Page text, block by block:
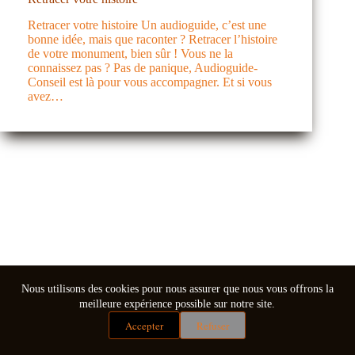
Nous utilisons des cookies pour nous assurer que nous vous offrons la
meilleure expérience possible sur notre site.
Accepter Refuser
Retracer votre histoire Un audioguide, c’est une
bonne idée, mais que raconter ? Retracer l’histoire
de votre monument, bien sûr ! Vous ne la
connaissez pas ? Pas de panique, Audioguide-
Conseil est là pour vous accompagner. Et si vous
avez…
Mentions légales
Conditions générales de vente